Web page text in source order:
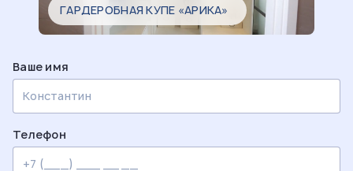
ГАРДЕРОБНАЯ КУПЕ «АРИКА»
Ваше имя
Телефон